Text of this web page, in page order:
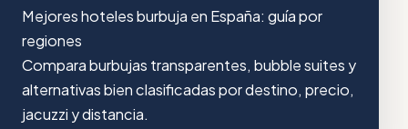
Mejores hoteles burbuja en España: guía por
regiones
Compara burbujas transparentes, bubble suites y
alternativas bien clasificadas por destino, precio,
jacuzzi y distancia.